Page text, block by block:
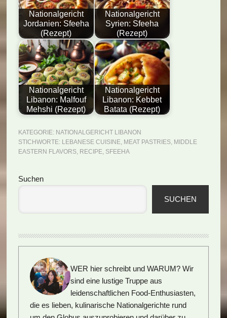
Nationalgericht
Jordanien: Sfeeha
(Rezept)
Nationalgericht
Syrien: Sfeeha
(Rezept)
Nationalgericht
Libanon: Malfouf
Mehshi (Rezept)
Nationalgericht
Libanon: Kebbet
Batata (Rezept)
KATEGORIE: NATIONALGERICHT LIBANON
STICHWORTE: LEBANESE CUISINE, MEAT PASTRIES, MIDDLE
EASTERN FLAVORS, RECIPE, SFEEHA
Seitenspalte
Suchen
SUCHEN
WER hier schreibt und WARUM? Wir
sind eine lustige Truppe aus
leidenschaftlichen Food-Enthusiasten,
die es lieben, kulinarische Nationalgerichte rund